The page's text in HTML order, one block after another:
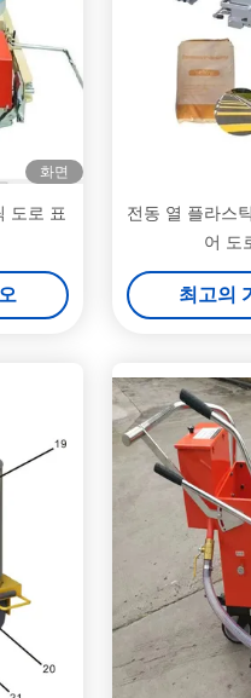
화면
도로 표
전동 열 플라스
어 도
최고의